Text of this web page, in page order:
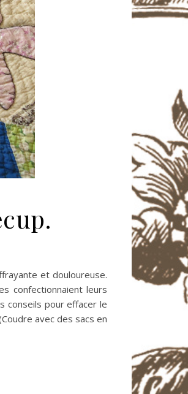
et douloureuse.
confectionnaient leurs
conseils pour effacer le
avec des sacs en